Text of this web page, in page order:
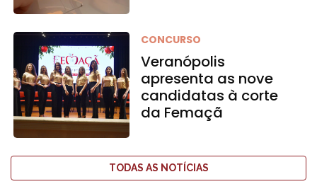
CONCURSO
Veranópolis
apresenta as nove
candidatas à corte
da Femaçã
TODAS AS NOTÍCIAS